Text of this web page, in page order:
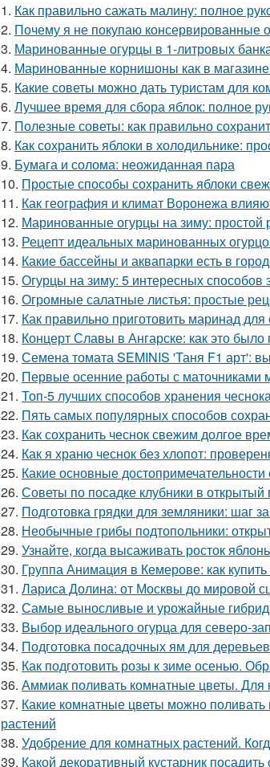
1. Как правильно сажать малину: полное
2. Почему я не покупаю консервированные
3. Маринованные огурцы в 1-литровых
4. Маринованные корнишоны как в
5. Какие советы можно дать туристам для
6. Лучшее время для сбора яблок: полное
7. Полезные советы: как правильно
8. Как сохранить яблоки в холодильнике:
9. Бумага и солома: неожиданная пара
10. Простые способы сохранить яблоки
11. Как география и климат Воронежа
12. Маринованные огурцы на зиму: простой
13. Рецепт идеальных маринованных
14. Какие бассейны и аквапарки есть в
15. Огурцы на зиму: 5 интересных способов
16. Огромные салатные листья: простые
17. Как правильно приготовить маринад
18. Концерт Славы в Ангарске: как это было
19. Семена томата SEMINIS 'Таня F1 арт':
20. Первые осенние работы с
21. Топ-5 лучших способов хранения
22. Пять самых популярных способов
23. Как сохранить чеснок свежим долгое
24. Как я храню чеснок без хлопот:
25. Какие основные
26. Советы по посадке клубники в открытый
27. Подготовка грядки для земляники: шаг
28. Необычные грибы подтопольники:
29. Узнайте, когда высаживать росток
30. Группа Анимация в Кемерове: как
31. Лариса Долина: от Москвы до мировой
32. Самые выносливые и урожайные
33. Выбор идеального огурца для северо-
34. Подготовка посадочных ям для
35. Как подготовить розы к зиме осенью.
36. Аммиак поливать комнатные цветы. Для
37. Какие комнатные цветы можно
растений
38. Удобрение для комнатных растений.
39. Какой декоративный кустарник